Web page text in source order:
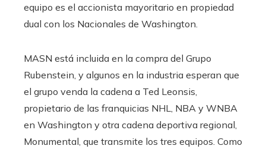
equipo es el accionista mayoritario en propiedad
dual con los Nacionales de Washington.
MASN está incluida en la compra del Grupo
Rubenstein, y algunos en la industria esperan que
el grupo venda la cadena a Ted Leonsis,
propietario de las franquicias NHL, NBA y WNBA
en Washington y otra cadena deportiva regional,
Monumental, que transmite los tres equipos. Como